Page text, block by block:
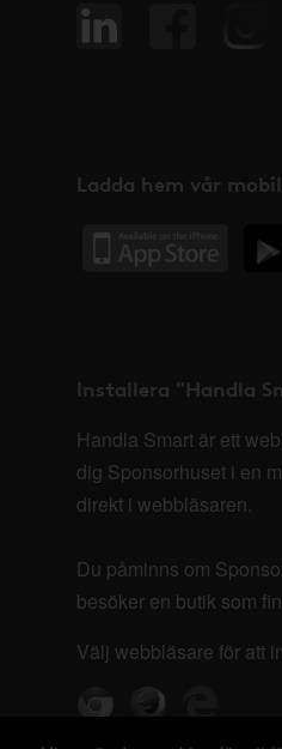
Ladda hem vår
Installera "Handla
Handla Smart är ett
dig Sponsorhuset i en
direkt i webbläsaren.
Du påminns om
besöker en butik som
Välj webbläsare för att